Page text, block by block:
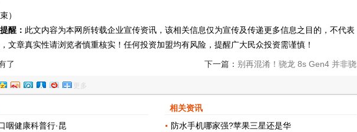
）
醒： 此文内容为本网所转载企业宣传资讯，该相关信息仅为宣传及传递更多信息之目的，不代表
文章真实性请浏览者慎重核实！任何投资加盟均有风险，提醒广大民众投资需谨慎！
了 下一篇： 别再混淆！骁龙 8s Gen4 并非骁
更多
咽健康科普行·昆
相关资讯
防水手机哪家强?苹果三星还是华